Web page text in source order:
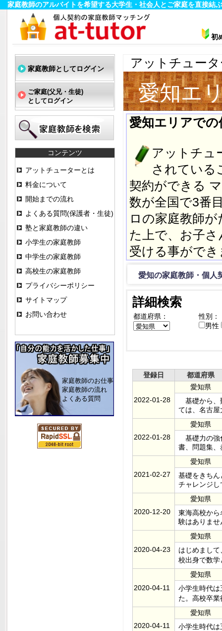
家庭教師のアルバイトを希望する大学生・社会人とご家庭を直接結
初
アットチュー
愛知エ
愛知エリアでの
アットチュ
されている
契約ができる
数が全国で3番
ロの家庭教師
た上で、お子
受ける事ができ
愛知の家庭教師・個人
詳細検索
都道府県：
性別：
男性
登録日 都道府県
2022-01-28
愛知県
基礎から、
ては、名古
2022-01-28
愛知県
基礎力の強
書、問題集
2021-02-27
愛知県
基礎をきち
チャレンジ
2020-12-20
愛知県
東海高校か
験はありま
2020-04-23
愛知県
はじめまし
校出身で数
2020-04-11
愛知県
小学生時代
た。高校卒
2020-04-11
愛知県
小学生時代
家庭教師としてログイン
ご家庭(父兄・生徒)
としてログイン
コンテンツ
アットチューターとは
料金について
開始までの流れ
よくある質問(保護者・生徒)
塾と家庭教師の違い
小学生の家庭教師
中学生の家庭教師
高校生の家庭教師
プライバシーポリシー
サイトマップ
お問い合わせ
家庭教師のお仕事
家庭教師の流れ
よくある質問